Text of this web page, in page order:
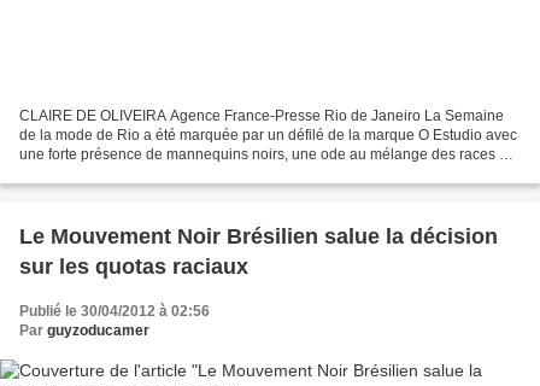
CLAIRE DE OLIVEIRA Agence France-Presse Rio de Janeiro La Semaine
de la mode de Rio a été marquée par un défilé de la marque O Estudio avec
une forte présence de mannequins noirs, une ode au mélange des races du
Le Mouvement Noir Brésilien salue la décision
sur les quotas raciaux
Publié le 30/04/2012 à 02:56
Par guyzoducamer